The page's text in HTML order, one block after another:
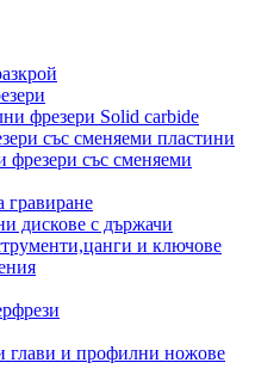
фрезери Solid carbide
със сменяеми пластини
фрезери със сменяеми
гравиране
дискове с държачи
и ключове
глави и профилни ножове